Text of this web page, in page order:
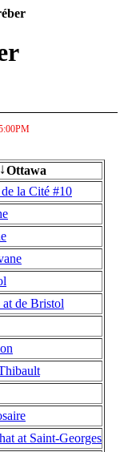
↓Ottawa
la Cité #10
de Bristol
at Saint-Georges